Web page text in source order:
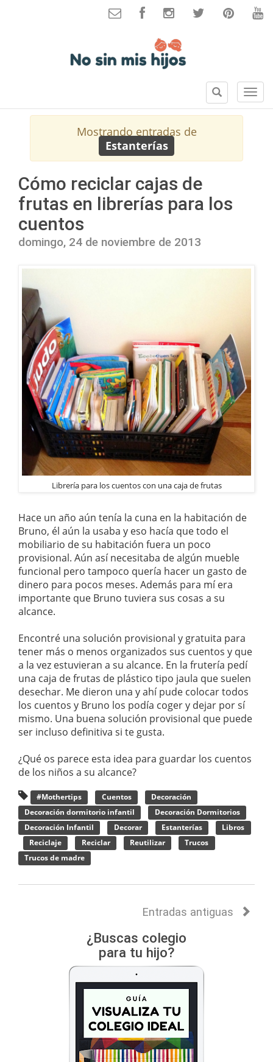
S
e
B
u
s
r
Mostrando entradas de
Estanterías
Cómo reciclar cajas de
frutas en librerías para los
cuentos
domingo, 24 de noviembre de 2013
Librería para los cuentos con una caja de frutas
Hace un año aún tenía la cuna en la habitación de
Bruno, él aún la usaba y eso hacía que todo el
mobiliario de su habitación fuera un poco
provisional. Aún así necesitaba de algún mueble
funcional pero tampoco quería hacer un gasto de
dinero para pocos meses. Además para mí era
importante que Bruno tuviera sus cosas a su
alcance.
Encontré una solución provisional y gratuita para
tener más o menos organizados sus cuentos y que
a la vez estuvieran a su alcance. En la frutería pedí
una caja de frutas de plástico tipo jaula que suelen
desechar. Me dieron una y ahí pude colocar todos
los cuentos y Bruno los podía coger y dejar por sí
mismo. Una buena solución provisional que puede
ser incluso definitiva si te gusta.
¿Qué os parece esta idea para guardar los cuentos
de los niños a su alcance?
#Mothertips Cuentos
Decoración
Decoración dormitorio infantil
Decoración Dormitorios
Decoración Infantil
Decorar Estanterías
Libros
Reciclaje
Reciclar Reutilizar
Trucos
Trucos de madre
Entradas antiguas
¿Buscas colegio
para tu hijo?